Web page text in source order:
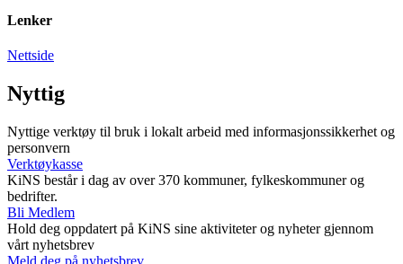
Lenker
Nettside
Nyttig
Nyttige verktøy til bruk i lokalt arbeid med informasjonssikkerhet og
personvern
Verktøykasse
KiNS består i dag av over 370 kommuner, fylkeskommuner og
bedrifter.
Bli Medlem
Hold deg oppdatert på KiNS sine aktiviteter og nyheter gjennom
vårt nyhetsbrev
Meld deg på nyhetsbrev